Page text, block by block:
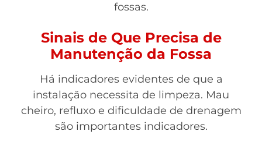
fossas.
Sinais de Que Precisa de
Manutenção da Fossa
Há indicadores evidentes de que a
instalação necessita de limpeza. Mau
cheiro, refluxo e dificuldade de drenagem
são importantes indicadores.